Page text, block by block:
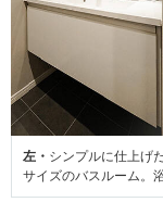
左・ シンプルに仕上げ
サイズのバスルーム。